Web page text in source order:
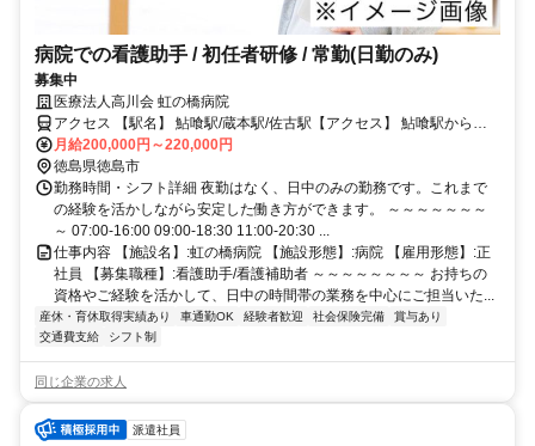
病院での看護助手 / 初任者研修 / 常勤(日勤のみ)
募集中
医療法人高川会 虹の橋病院
アクセス 【駅名】 鮎喰駅/蔵本駅/佐古駅【アクセス】 鮎喰駅から徒
歩13分
月給200,000円～220,000円
徳島県徳島市
勤務時間・シフト詳細 夜勤はなく、日中のみの勤務です。これまで
の経験を活かしながら安定した働き方ができます。 ～～～～～～～
～ 07:00-16:00 09:00-18:30 11:00-20:30 ...
仕事内容 【施設名】:虹の橋病院 【施設形態】:病院 【雇用形態】:正
社員 【募集職種】:看護助手/看護補助者 ～～～～～～～～ お持ちの
資格やご経験を活かして、日中の時間帯の業務を中心にご担当いた...
産休・育休取得実績あり 車通勤OK 経験者歓迎 社会保険完備
賞与あり
交通費支給
シフト制
同じ企業の求人
派遣社員